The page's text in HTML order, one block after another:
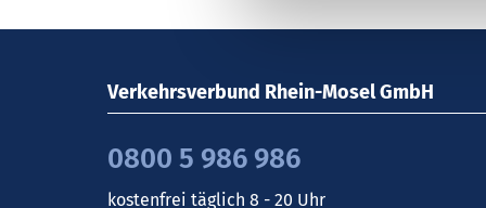
Verkehrsverbund Rhein-Mosel GmbH
0800 5 986 986
kostenfrei täglich 8 - 20 Uhr